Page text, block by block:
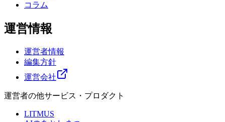
コラム
運営情報
運営者情報
編集方針
運営会社
運営者の他サービス・プロダクト
LITMUS